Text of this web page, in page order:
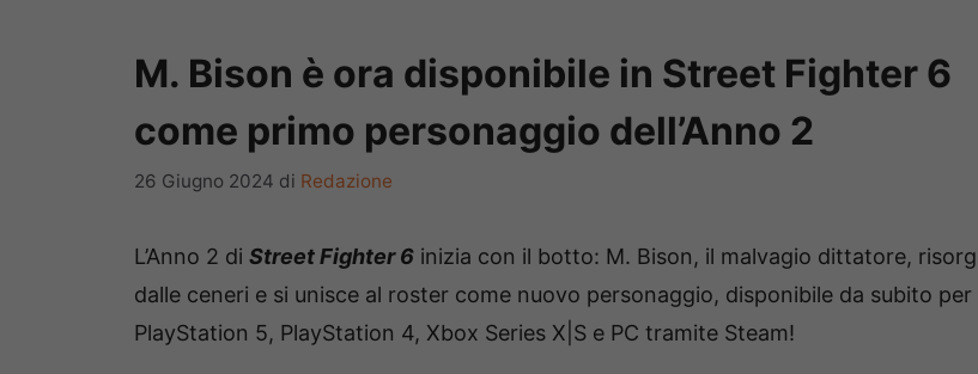
M. Bison è ora disponibile in Street Fighter 6
come primo personaggio dell’Anno 2
26 Giugno 2024 di Redazione
L’Anno 2 di Street Fighter 6 inizia con il botto: M. Bison, il malvagio dittatore,
dalle ceneri e si unisce al roster come nuovo personaggio, disponibile da subito per
PlayStation 5, PlayStation 4, Xbox Series X|S e PC tramite Steam!